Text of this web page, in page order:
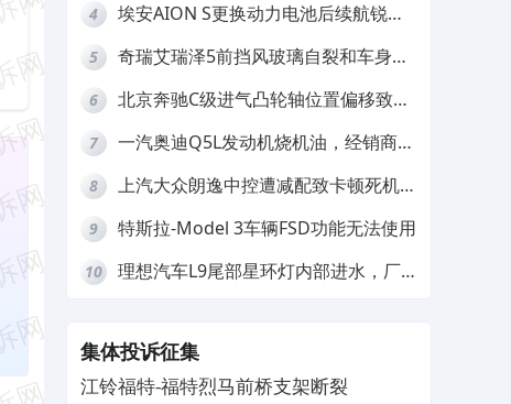
4
埃安AION S更换动力电池后续航锐
5
奇瑞艾瑞泽5前挡风玻璃自裂和车身多
6
北京奔驰C级进气凸轮轴位置偏移致发
7
一汽奥迪Q5L发动机烧机油，经销商推
8
上汽大众朗逸中控遭减配致卡顿死机，
9 特斯拉-Model 3车辆FSD功能无法使用
10
理想汽车L9尾部星环灯内部进水，厂
集体投诉征集
江铃福特-福特烈马前桥支架断裂